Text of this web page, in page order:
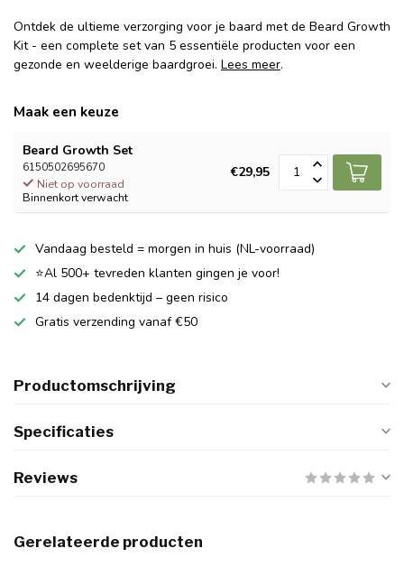
Ontdek de ultieme verzorging voor je baard met de Beard Growth
Kit - een complete set van 5 essentiële producten voor een
gezonde en weelderige baardgroei. Lees meer.
Maak een keuze
Beard Growth Set
6150502695670
Niet op voorraad
Binnenkort verwacht
€29,95
Vandaag besteld = morgen in huis (NL-voorraad)
⭐Al 500+ tevreden klanten gingen je voor!
14 dagen bedenktijd – geen risico
Gratis verzending vanaf €50
Productomschrijving
Specificaties
Reviews
Gerelateerde producten